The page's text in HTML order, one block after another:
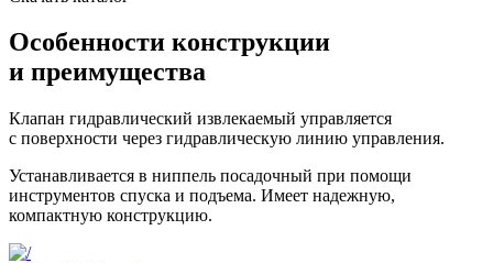
Особенности конструкции
и преимущества
Клапан гидравлический извлекаемый управляется
с поверхности через гидравлическую линию управления.
Устанавливается в ниппель посадочный при помощи
инструментов спуска и подъема. Имеет надежную,
компактную конструкцию.